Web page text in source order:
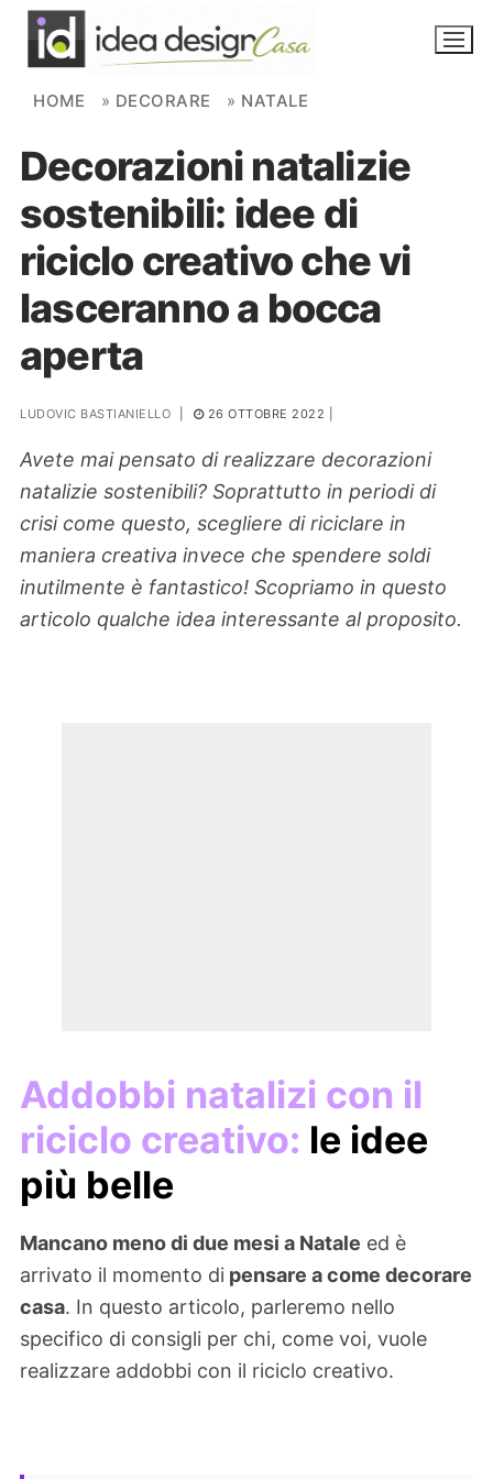
Skip to content
NOVITÀ
AMBIENTI
FAI DA TE
PIANTE
Ortaggio
HOME » DECORARE » NATALE
Decorazioni natalizie
sostenibili: idee di
riciclo creativo che vi
lasceranno a bocca
aperta
LUDOVIC BASTIANIELLO 26 OTTOBRE 2022
Avete mai pensato di realizzare decorazioni
natalizie sostenibili? Soprattutto in periodi di
crisi come questo, scegliere di riciclare in
maniera creativa invece che spendere soldi
inutilmente è fantastico! Scopriamo in questo
articolo qualche idea interessante al proposito.
Addobbi natalizi con il
riciclo creativo: le idee
più belle
Mancano meno di due mesi a Natale ed è
arrivato il momento di pensare a come decorare
casa. In questo articolo, parleremo nello
specifico di consigli per chi, come voi, vuole
realizzare addobbi con il riciclo creativo.